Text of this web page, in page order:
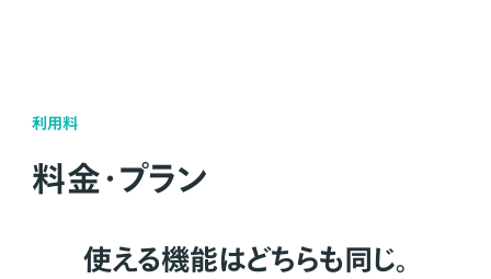
利用料
料金・プラン
使える機能はどちらも同じ。